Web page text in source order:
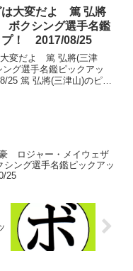
さかの敗北。…遠ざかる
は大変だよ 篤 弘將
クシング選手名鑑
プ！ 2017/08/25
大変だよ 篤 弘將(三津
グ選手名鑑ピックアッ
篤 弘將(三津山)のピッ
ロジャー・メイウェザ
ング選手名鑑ピックアッ
25